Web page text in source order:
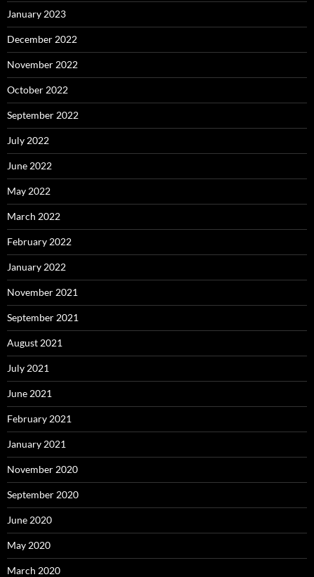
January 2023
December 2022
November 2022
October 2022
September 2022
July 2022
June 2022
May 2022
March 2022
February 2022
January 2022
November 2021
September 2021
August 2021
July 2021
June 2021
February 2021
January 2021
November 2020
September 2020
June 2020
May 2020
March 2020